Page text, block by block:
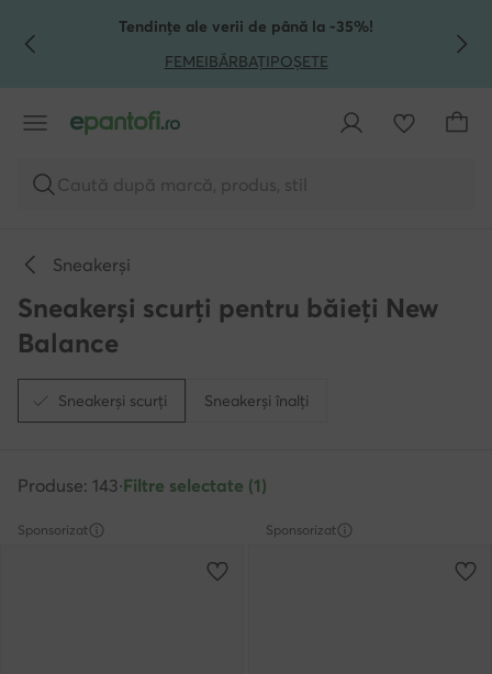
TRECI LA CONȚINUTUL PRINCIPAL
MERGI LA CĂUTARETendințe ale verii de până la -35%!
FEMEIBĂRBAȚIPOȘETE
Caută după marcă, produs, stil
Sneakerși
Sneakerși scurți pentru băieți New
Balance
Sneakerși scurți Sneakerși înalți
Produse: 143·Filtre selectate (1)
Sponsorizat Sponsorizat